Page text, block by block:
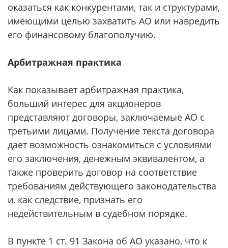
оказаться как конкурентами, так и структурами,
имеющими целью захватить АО или навредить
его финансовому благополучию.
Арбитражная практика
Как показывает арбитражная практика,
больший интерес для акционеров
представляют договоры, заключаемые АО с
третьими лицами. Получение текста договора
дает возможность ознакомиться с условиями
его заключения, денежным эквивалентом, а
также проверить договор на соответствие
требованиям действующего законодательства
и, как следствие, признать его
недействительным в судебном порядке.
В пункте 1 ст. 91 Закона об АО указано, что к